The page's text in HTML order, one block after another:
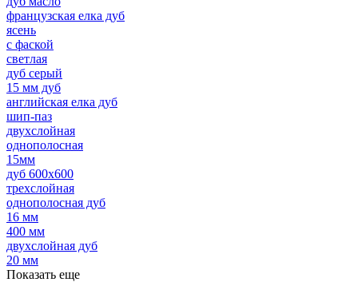
французская елка дуб
ясень
с фаской
светлая
дуб серый
15 мм дуб
английская елка дуб
шип-паз
двухслойная
однополосная
15мм
дуб 600х600
трехслойная
однополосная дуб
16 мм
400 мм
двухслойная дуб
20 мм
Показать еще